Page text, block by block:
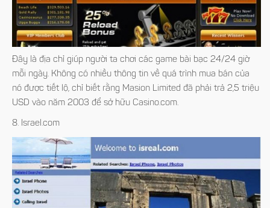
Đây là địa chỉ giúp người ta chơi các game bài bạc 24/24 giờ
mỗi ngày. Không có nhiều thông tin về quá trình mua bán của
nó được tiết lộ, chỉ biết rằng Masion Limited đã phải trả 2,5 triệu
USD vào năm 2003 để sở hữu Casino.com.
8. Israel.com